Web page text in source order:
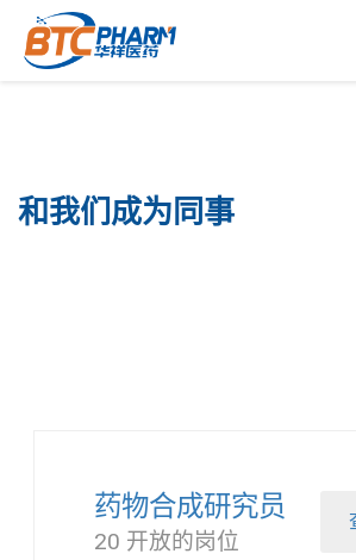
和我们成为同事
药物合成研究员
20 开放的岗位